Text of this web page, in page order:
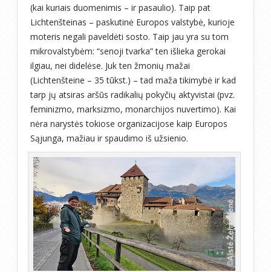
(kai kuriais duomenimis – ir pasaulio). Taip pat
Lichtenšteinas – paskutinė Europos valstybė, kurioje
moteris negali paveldėti sosto. Taip jau yra su tom
mikrovalstybėm: “senoji tvarka” ten išlieka gerokai
ilgiau, nei didelėse. Juk ten žmonių mažai
(Lichtenšteine – 35 tūkst.) – tad maža tikimybė ir kad
tarp jų atsiras aršūs radikalių pokyčių aktyvistai (pvz.
feminizmo, marksizmo, monarchijos nuvertimo). Kai
nėra narystės tokiose organizacijose kaip Europos
Sąjunga, mažiau ir spaudimo iš užsienio.